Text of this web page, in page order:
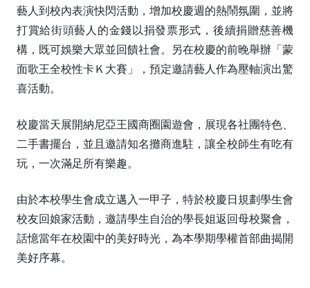
藝人到校內表演快閃活動，增加校慶週的熱鬧氛圍，並將
打賞給街頭藝人的金錢以捐發票形式，後續捐贈慈善機
構，既可娛樂大眾並回饋社會。另在校慶的前晚舉辦「蒙
面歌王全校性卡Ｋ大賽」，預定邀請藝人作為壓軸演出驚
喜活動。
校慶當天展開納尼亞王國商圈園遊會，展現各社團特色、
二手書擺台，並且邀請知名攤商進駐，讓全校師生有吃有
玩，一次滿足所有樂趣。
由於本校學生會成立邁入一甲子，特於校慶日規劃學生會
校友回娘家活動，邀請學生自治的學長姐返回母校聚會，
話憶當年在校園中的美好時光，為本學期學權首部曲揭開
美好序幕。